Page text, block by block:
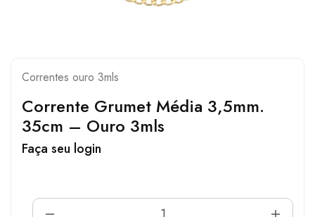
Correntes ouro 3mls
Corrente Grumet Média 3,5mm.
35cm – Ouro 3mls
Faça seu login